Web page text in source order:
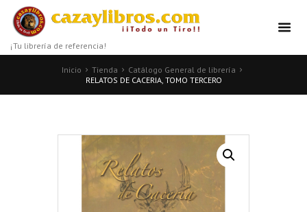
¡Tu librería de referencia!
Inicio Tienda
Catálogo General de librería
RELATOS DE CACERIA, TOMO TERCERO